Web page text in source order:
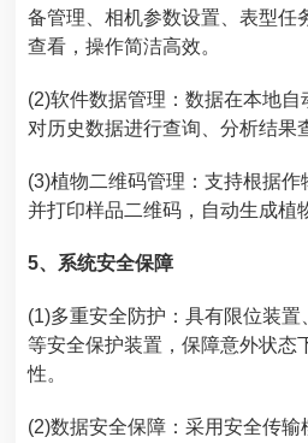
备管理、相机参数设置、表型任
查看，操作简洁高效。
(2)软件数据管理：数据在本地自
对历史数据进行查询、分析结果
(3)植物二维码管理：支持根据
并打印样品二维码，自动生成植
5、系统安全保障
(1)多重安全防护：具有限位装
等安全保护装置，保障意外状态
性。
(2)数据安全保障：采用安全传输